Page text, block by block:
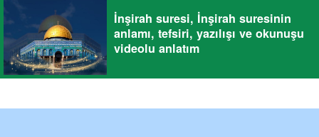
İnşirah suresi, İnşirah suresinin
anlamı, tefsiri, yazılışı ve okunuşu
videolu anlatım